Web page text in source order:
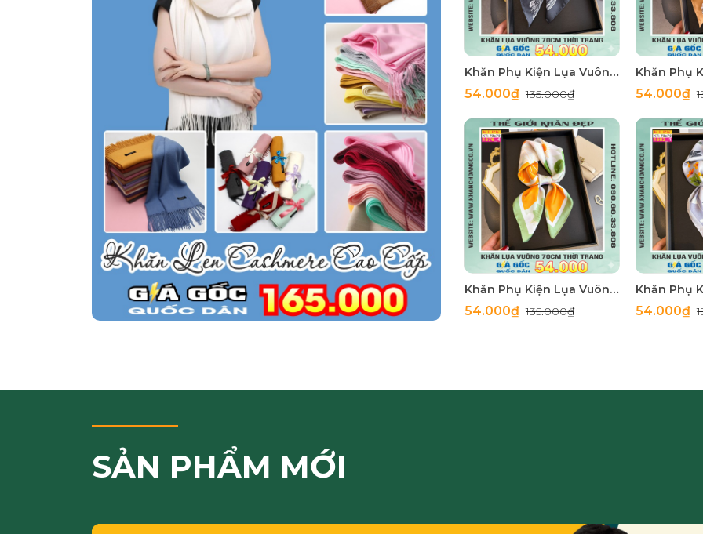
Khăn Phụ Kiện Lụa Vuông 70cm - Thế Giới Khăn Đẹp C1002_1
54.000₫135.000₫ 54.000₫
Khăn Phụ Kiện Lụa Vuông 70cm - Thế Giới Khăn Đẹp C1005_4
54.000₫135.000₫ 54.000₫
SẢN PHẨM MỚI